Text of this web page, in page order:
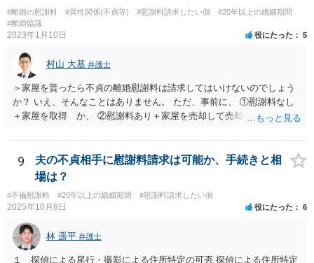
偵費用については認められるケースもありますが、一部に限られるも
のも多く、少なくとも最初から支払いに合意はせず、支払い義務がな
いことを主張し争うこととなるかと思われます。
#離婚の慰謝料 #異性関係(不貞等) #慰謝料請求したい側
#20年以上の婚姻期間
#離婚協議
2023年1月10日 役にたった 5
村山 大基 弁護士
＞家屋を貰ったら不貞の離婚慰謝料は請求してはいけないのでしょう
か？ いえ、そんなことはありません。 ただ、事前に、 ①慰謝料なし
＋家屋を取得 か、 ②慰謝料あり＋家屋を売却して売却代金を分ける
なら、慰謝料代わりに不動産全部もらう、はありだと思います。 ＞婚
姻費用は慰謝料とは別だと思うのですが 主人は世間の相場は200万や
とどうなんでしょうか？アドバイスお願いいたします。 婚姻費用につ
いては、おっしゃる通り別です。 なので、ご主人の主張通り慰謝料を
２００万円と考えるにしても、 婚姻費用＋慰謝料２００万円、が正し
いです。 その上で、このまま離婚に応じない場合、婚姻費用が月４万
円なら、５年と少し婚姻費用を貰い続ければ 婚姻費用だけでも２００
万円になりますので、早めに近所の弁護士に相談に行って対応につい
てアドバイスを受けてみましょう。
9
夫の不貞相手に慰謝料請求は可能か、手続きと相
場は？
#不倫慰謝料 #20年以上の婚姻期間 #慰謝料請求したい側
2025年10月8日 役にたった 6
林 遥平 弁護士
１ 探偵による尾行・撮影による住所特定の可否 探偵による住所特定